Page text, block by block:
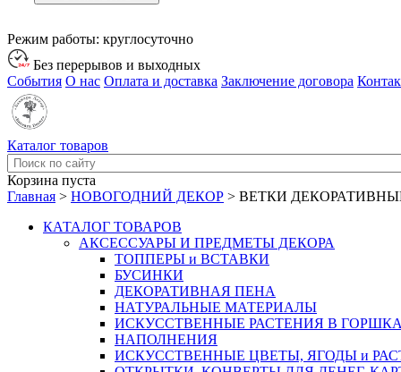
Режим работы: круглосуточно
Без перерывов и выходных
События О нас Оплата и доставка Заключение договора
Каталог товаров
Корзина пуста
Главная > НОВОГОДНИЙ ДЕКОР > ВЕТКИ
КАТАЛОГ ТОВАРОВ
АКСЕССУАРЫ И ПРЕДМЕТЫ ДЕКОРА
ТОППЕРЫ и ВСТАВКИ
БУСИНКИ
ДЕКОРАТИВНАЯ ПЕНА
НАТУРАЛЬНЫЕ МАТЕРИАЛЫ
ИСКУССТВЕННЫЕ РАСТЕНИЯ В
НАПОЛНЕНИЯ
ИСКУССТВЕННЫЕ ЦВЕТЫ, ЯГОДЫ и